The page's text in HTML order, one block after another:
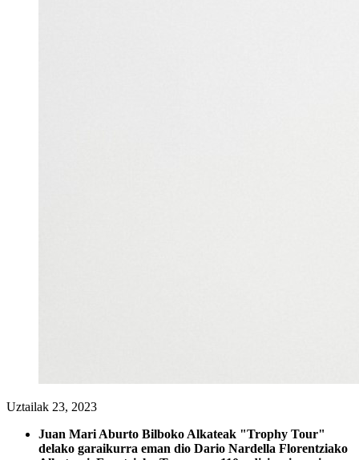
Uztailak 23, 2023
Juan Mari Aburto Bilboko Alkateak "Trophy Tour"
delako garaikurra eman dio Dario Nardella Florentziako